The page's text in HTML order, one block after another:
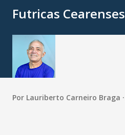
Futricas Cearenses
Por Lauriberto Carneiro Braga